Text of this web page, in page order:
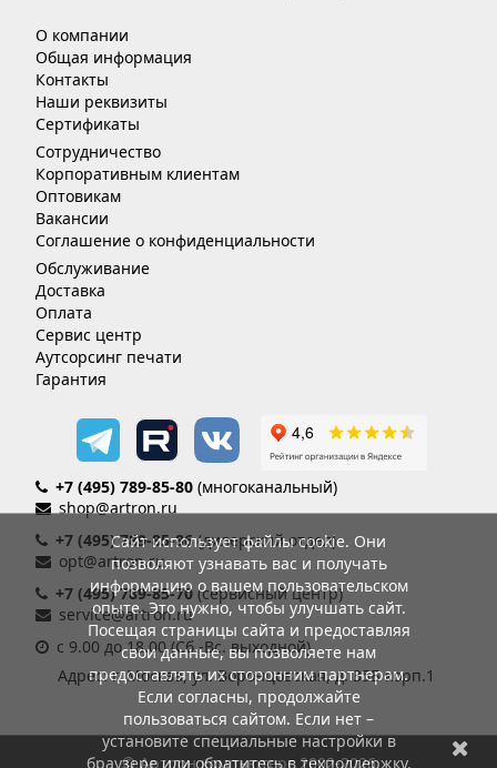
О компании
Общая информация
Контакты
Наши реквизиты
Сертификаты
Сотрудничество
Корпоративным клиентам
Оптовикам
Вакансии
Соглашение о конфиденциальности
Обслуживание
Доставка
Оплата
Сервис центр
Аутсорсинг печати
Гарантия
+7 (495) 789-85-80 (многоканальный)
shop@artron.ru
+7 (495) 789-85-86(дилерский отдел)
opt@artron.ru
+7 (495) 789-85-70 (сервисный центр)
service@artron.ru
с 9.00 до 18.00 (Сб.-Вс. выходной)
Адрес: г. Москва, ул. Воронцовская, д. 35Б корп.1
© Артрон компьютерс 2002-2026
Сайт использует файлы cookie. Они
позволяют узнавать вас и получать
информацию о вашем пользовательском
опыте. Это нужно, чтобы улучшать сайт.
Посещая страницы сайта и предоставляя
свои данные, вы позволяете нам
предоставлять их сторонним партнерам.
Если согласны, продолжайте
пользоваться сайтом. Если нет –
установите специальные настройки в
браузере или обратитесь в техподдержку.